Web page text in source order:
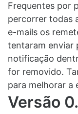
Frequentes por
percorrer todas
e-mails os
tentaram enviar
notificação
for removido.
para melhorar a
Versão